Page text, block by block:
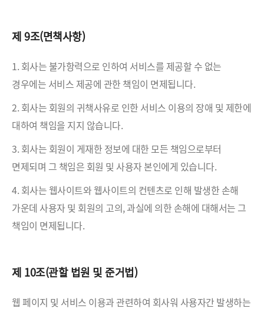
제 9조(면책사항)
1. 회사는 불가항력으로 인하여 서비스를 제공할 수 없는
경우에는 서비스 제공에 관한 책임이 면제됩니다.
2. 회사는 회원의 귀책사유로 인한 서비스 이용의 장애 및 제한에
대하여 책임을 지지 않습니다.
3. 회사는 회원이 게재한 정보에 대한 모든 책임으로부터
면제되며 그 책임은 회원 및 사용자 본인에게 있습니다.
4. 회사는 웹사이트와 웹사이트의 컨텐츠로 인해 발생한 손해
가운데 사용자 및 회원의 고의, 과실에 의한 손해에 대해서는 그
책임이 면제됩니다.
제 10조(관할 법원 및 준거법)
웹 페이지 및 서비스 이용과 관련하여 회사워 사용자간 발생하는